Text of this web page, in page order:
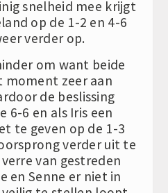
snelheid mee krijgt
op de 1-2 en 4-6
verder op.
om want beide
moment zeer aan
de beslissing
6-6 en als Iris een
te geven op de 1-3
verder uit te
van gestreden
en Senne er niet in